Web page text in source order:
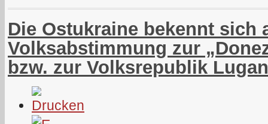
Die Ostukraine bekennt sich
Volksabstimmung zur
bzw. zur Volksrepublik